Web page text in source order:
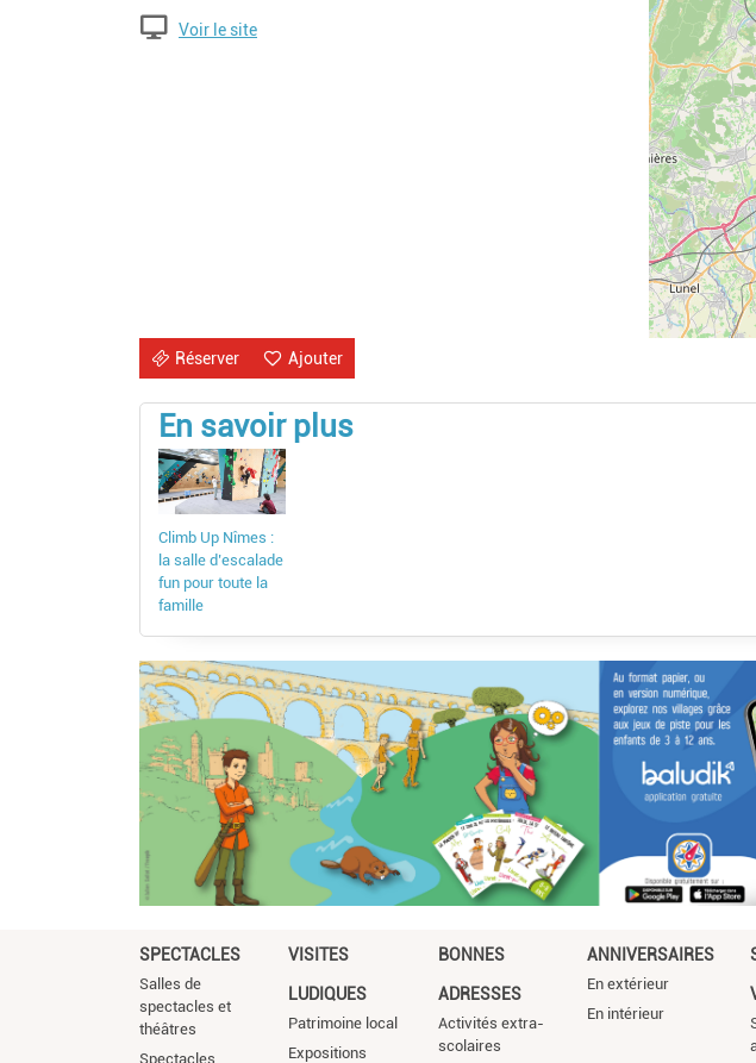
Voir le site
Ajouter
Réserver
En savoir plus
Climb Up Nîmes :
la salle d’escalade
fun pour toute la
famille
SPECTACLES
Salles de
spectacles et
théâtres
Spectacles
VISITES
LUDIQUES
Patrimoine local
Expositions
BONNES
ADRESSES
Activités extra-
scolaires
ANNIVERSAIRES
En extérieur
En intérieur